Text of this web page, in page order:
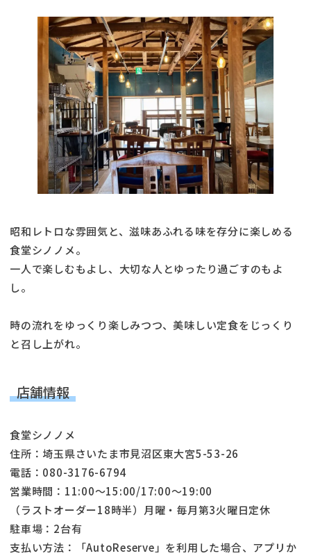
昭和レトロな雰囲気と、滋味あふれる味を存分に楽しめる
食堂シノノメ。
一人で楽しむもよし、大切な人とゆったり過ごすのもよ
し。
時の流れをゆっくり楽しみつつ、美味しい定食をじっくり
と召し上がれ。
店舗情報
食堂シノノメ
住所：埼玉県さいたま市見沼区東大宮5-53-26
電話：080-3176-6794
営業時間：11:00～15:00/17:00～19:00
（ラストオーダー18時半）月曜・毎月第3火曜日定休
駐車場：2台有
支払い方法：「AutoReserve」を利用した場合、アプリか